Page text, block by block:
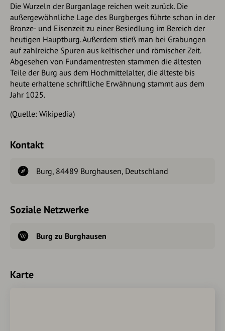
Die Wurzeln der Burganlage reichen weit zurück. Die
außergewöhnliche Lage des Burgberges führte schon in der
Bronze- und Eisenzeit zu einer Besiedlung im Bereich der
heutigen Hauptburg. Außerdem stieß man bei Grabungen
auf zahlreiche Spuren aus keltischer und römischer Zeit.
Abgesehen von Fundamentresten stammen die ältesten
Teile der Burg aus dem Hochmittelalter, die älteste bis
heute erhaltene schriftliche Erwähnung stammt aus dem
Jahr 1025.
(Quelle: Wikipedia)
Kontakt
Burg, 84489 Burghausen, Deutschland
Soziale Netzwerke
Burg zu Burghausen
Karte